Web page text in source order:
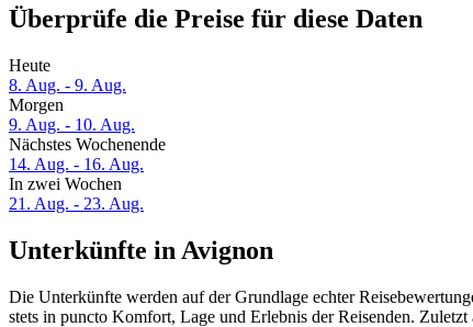
Überprüfe die Preise für diese Daten
Heute
8. Aug. - 9. Aug.
Morgen
9. Aug. - 10. Aug.
Nächstes Wochenende
14. Aug. - 16. Aug.
In zwei Wochen
21. Aug. - 23. Aug.
Unterkünfte in Avignon
Die Unterkünfte werden auf der Grundlage echter
stets in puncto Komfort, Lage und Erlebnis der Reisenden. Zuletzt